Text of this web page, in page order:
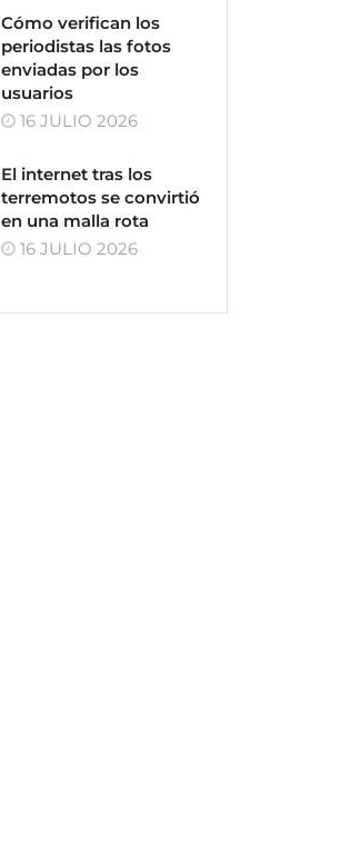
Cómo verifican los
periodistas las fotos
enviadas por los
usuarios
16 JULIO 2026
El internet tras los
terremotos se convirtió
en una malla rota
16 JULIO 2026